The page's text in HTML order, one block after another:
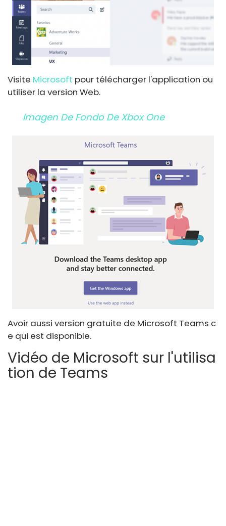
Visite Microsoft pour télécharger l'application ou
utiliser la version Web.
Imagen De Fondo De Xbox One
Avoir aussi version gratuite de Microsoft Teams c
e qui est disponible.
Vidéo de Microsoft sur l'utilisa
tion de Teams